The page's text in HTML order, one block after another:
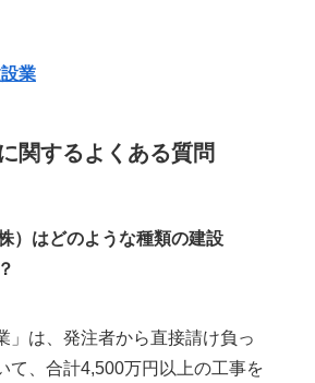
業
関するよくある質問
）はどのような種類の建設
」は、発注者から直接請け負っ
て、合計4,500万円以上の工事を